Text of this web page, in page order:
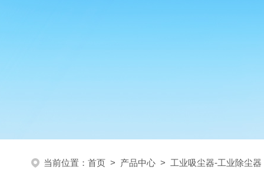
当前位置： 首页 > 产品中心 > 工业吸尘器-工业除尘器